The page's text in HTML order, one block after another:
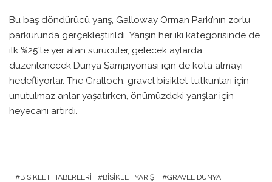
Bu baş döndürücü yarış, Galloway Orman Parkı’nın zorlu
parkurunda gerçekleştirildi. Yarışın her iki kategorisinde de
ilk %25’te yer alan sürücüler, gelecek aylarda
düzenlenecek Dünya Şampiyonası için de kota almayı
hedefliyorlar. The Gralloch, gravel bisiklet tutkunları için
unutulmaz anlar yaşatırken, önümüzdeki yarışlar için
heyecanı artırdı.
BISIKLET HABERLERI BISIKLET YARIŞI
GRAVEL DÜNYA